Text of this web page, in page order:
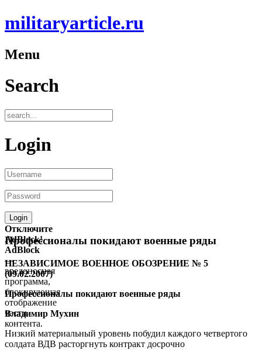
militaryarticle.ru
Menu
Search
Login
Отключите
AdBlock!
AdBlock
—
вредоносная
программа,
блокирующая
отображение
части
контента.
Профессионалы покидают военные ряды
НЕЗАВИСИМОЕ ВОЕННОЕ ОБОЗРЕНИЕ № 5
(09.02.2007)
Профессионалы покидают военные ряды
Владимир Мухин
Низкий материальный уровень побудил каждого четвертого
солдата ВДВ расторгнуть контракт досрочно